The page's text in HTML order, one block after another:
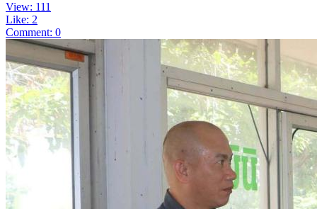
View: 111
Like: 2
Comment: 0